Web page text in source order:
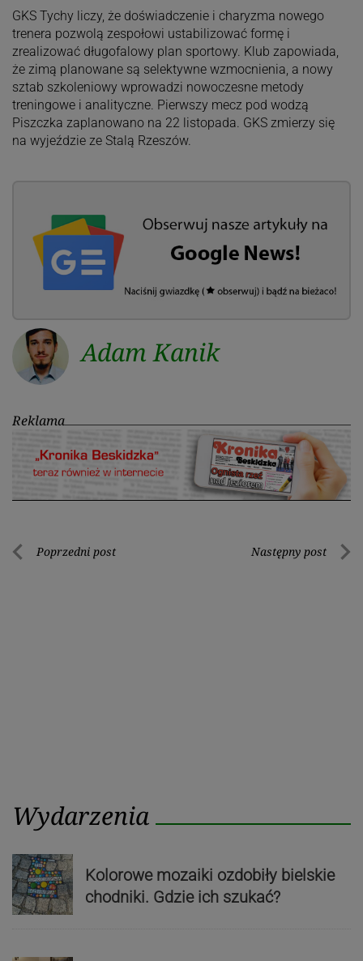
GKS Tychy liczy, że doświadczenie i charyzma nowego
trenera pozwolą zespołowi ustabilizować formę i
zrealizować długofalowy plan sportowy. Klub zapowiada,
że zimą planowane są selektywne wzmocnienia, a nowy
sztab szkoleniowy wprowadzi nowoczesne metody
treningowe i analityczne. Pierwszy mecz pod wodzą
Piszczka zaplanowano na 22 listopada. GKS zmierzy się
na wyjeździe ze Stalą Rzeszów.
Adam Kanik
Reklama
Nawigacja
Poprzedni post Następny post
Wydarzenia
Kolorowe mozaiki ozdobiły bielskie
chodniki. Gdzie ich szukać?